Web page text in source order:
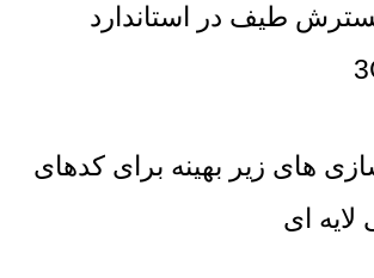
گسترش طیف در استاندارد
های زیر بهینه برای کدهای
ای